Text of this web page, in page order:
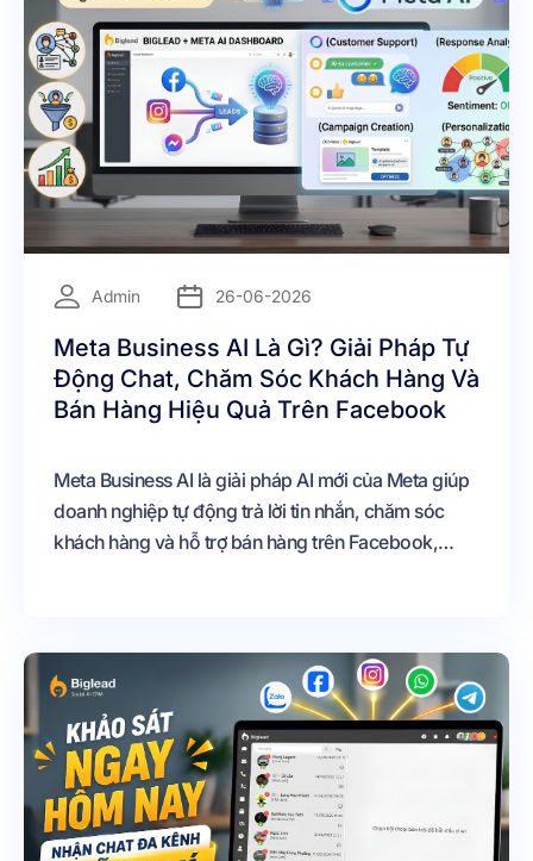
Admin 26-06-2026
Meta Business AI Là Gì? Giải Pháp Tự
Động Chat, Chăm Sóc Khách Hàng Và
Bán Hàng Hiệu Quả Trên Facebook
Meta Business AI là giải pháp AI mới của Meta giúp
doanh nghiệp tự động trả lời tin nhắn, chăm sóc
khách hàng và hỗ trợ bán hàng trên Facebook,
hợp cùng BigBot AI để xây dựng hệ thống chăm
sóc khách hàng thông minh, chuyên sâu theo từng
lĩnh vực kinh doanh.